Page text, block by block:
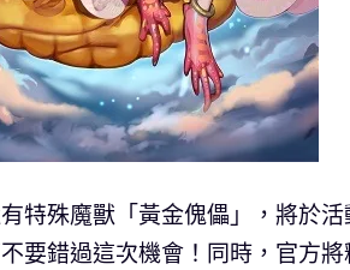
特殊魔獸「黃金傀儡」，將於活
要錯過這次機會！同時，官方將